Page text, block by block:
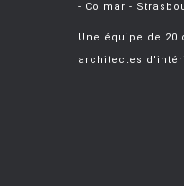
- Colmar -
Une équipe de 20
architectes